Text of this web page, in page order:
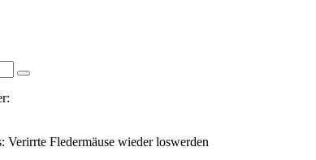
Verirrte Fledermäuse wieder loswerden